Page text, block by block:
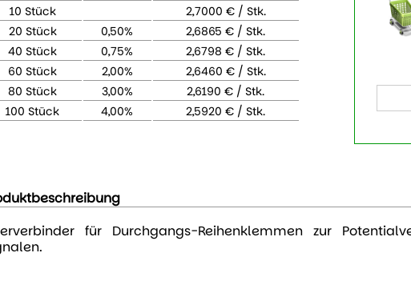
10 Stück
2,7000 € / Stk.
20 Stück
0,50%
2,6865 € / Stk.
40 Stück
0,75%
2,6798 € / Stk.
60 Stück
2,00%
2,6460 € / Stk.
80 Stück
3,00%
2,6190 € / Stk.
100 Stück
4,00% 2,5920 € / Stk.
für Durchgangs-Reihenklemmen zur